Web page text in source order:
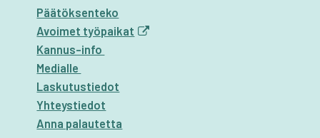
Päätöksenteko
Avoimet työpaikat
Kannus-info
Medialle
Laskutustiedot
Yhteystiedot
Anna palautetta